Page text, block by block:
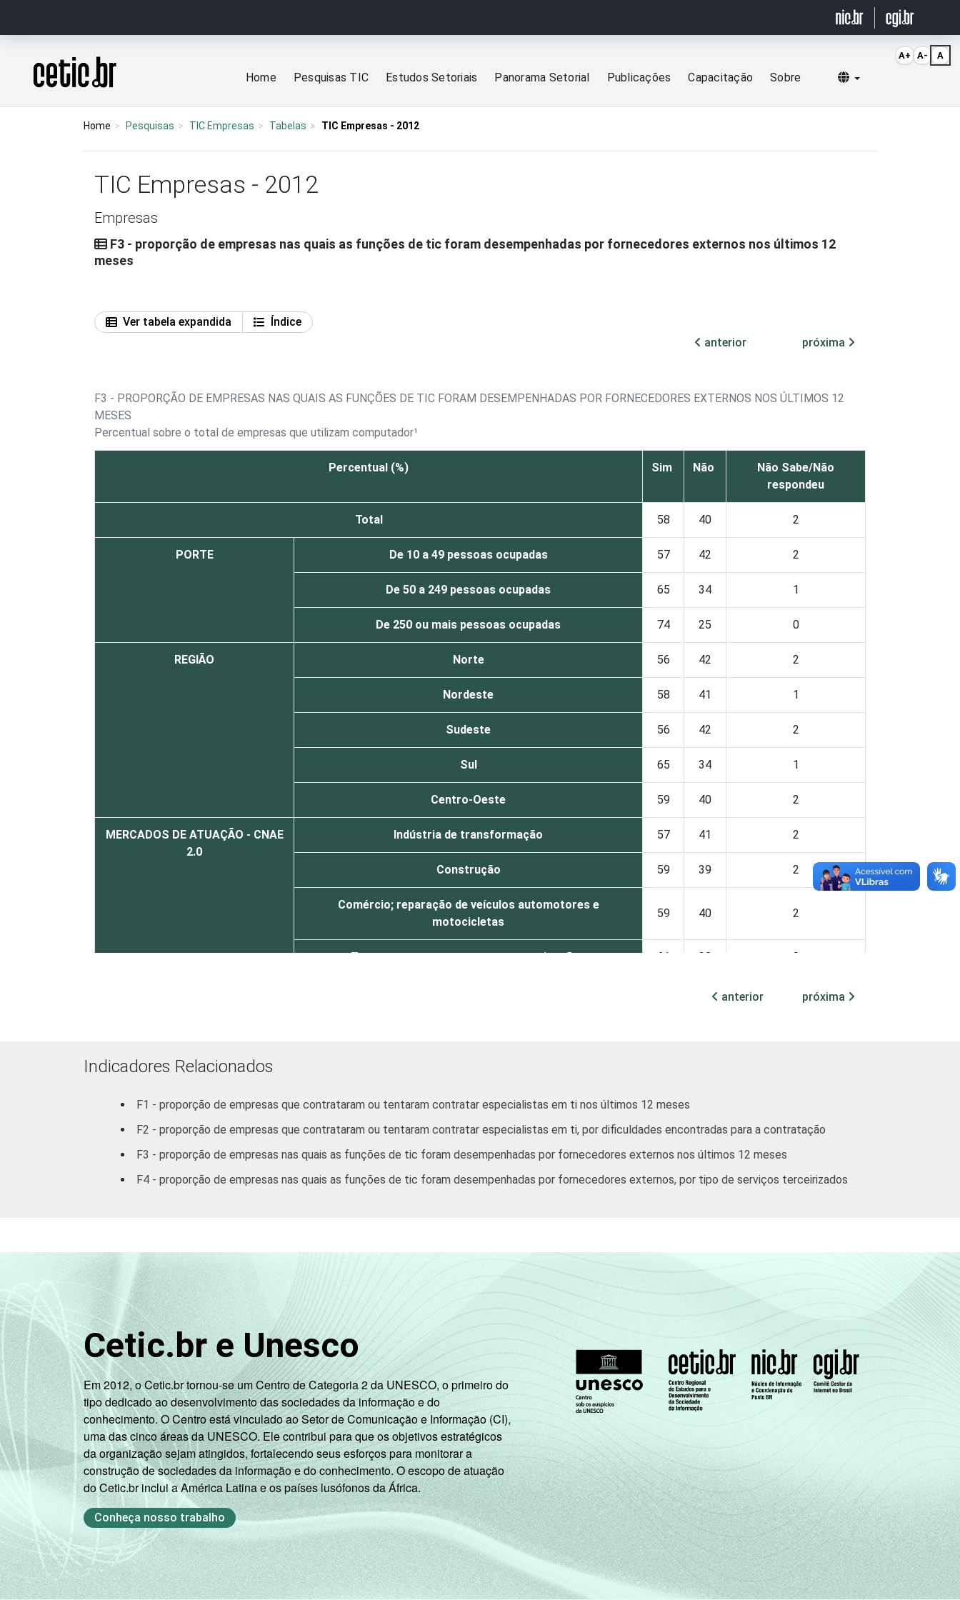
Página inicial
Home Pesquisas TIC Estudos Setoriais Panorama Setorial Publicações Capacitação Sobre Selecionar idioma
Home Pesquisas TIC Empresas Tabelas TIC Empresas - 2012
TIC Empresas - 2012
Empresas
F3 - proporção de empresas nas quais as funções de tic foram desempenhadas por fornecedores externos nos últimos 12
meses
Ver tabela expandida
Índice
anterior
próxima
F3 - PROPORÇÃO DE EMPRESAS NAS QUAIS AS FUNÇÕES DE TIC FORAM DESEMPENHADAS POR FORNECEDORES EXTERNOS NOS ÚLTIMOS 12
MESES
Percentual sobre o total de empresas que utilizam computador¹
Percentual (%) Sim Não
Não Sabe/Não
respondeu
Total 58 40 2
PORTE De 10 a 49 pessoas ocupadas 57 42 2
De 50 a 249 pessoas ocupadas 65 34 1
De 250 ou mais pessoas ocupadas 74 25 0
REGIÃO Norte 56 42 2
Nordeste 58 41 1
Sudeste 56 42 2
Sul 65 34 1
Centro-Oeste 59 40 2
MERCADOS DE ATUAÇÃO - CNAE
2.0
Indústria de transformação 57 41 2
Construção 59 39 2
Comércio; reparação de veículos automotores e
motocicletas
59 40 2
Transporte, armazenagem e comunicações 61 39 0
Informação e comunicação
Artes, cultura, esporte e recreação; outras atividades de
55 43
anterior próxima
Indicadores Relacionados
F1 - proporção de empresas que contrataram ou tentaram contratar especialistas em ti nos últimos 12 meses
F2 - proporção de empresas que contrataram ou tentaram contratar especialistas em ti, por dificuldades encontradas para a contratação
F3 - proporção de empresas nas quais as funções de tic foram desempenhadas por fornecedores externos nos últimos 12 meses
F4 - proporção de empresas nas quais as funções de tic foram desempenhadas por fornecedores externos, por tipo de serviços terceirizados
Cetic.br e Unesco
Em 2012, o Cetic.br tornou-se um Centro de Categoria 2 da UNESCO, o primeiro do
tipo dedicado ao desenvolvimento das sociedades da informação e do
conhecimento. O Centro está vinculado ao Setor de Comunicação e Informação (CI),
uma das cinco áreas da UNESCO. Ele contribui para que os objetivos estratégicos
da organização sejam atingidos, fortalecendo seus esforços para monitorar a
construção de sociedades da informação e do conhecimento. O escopo de atuação
do Cetic.br inclui a América Latina e os países lusófonos da África.
Conheça nosso trabalho
A+ A- A